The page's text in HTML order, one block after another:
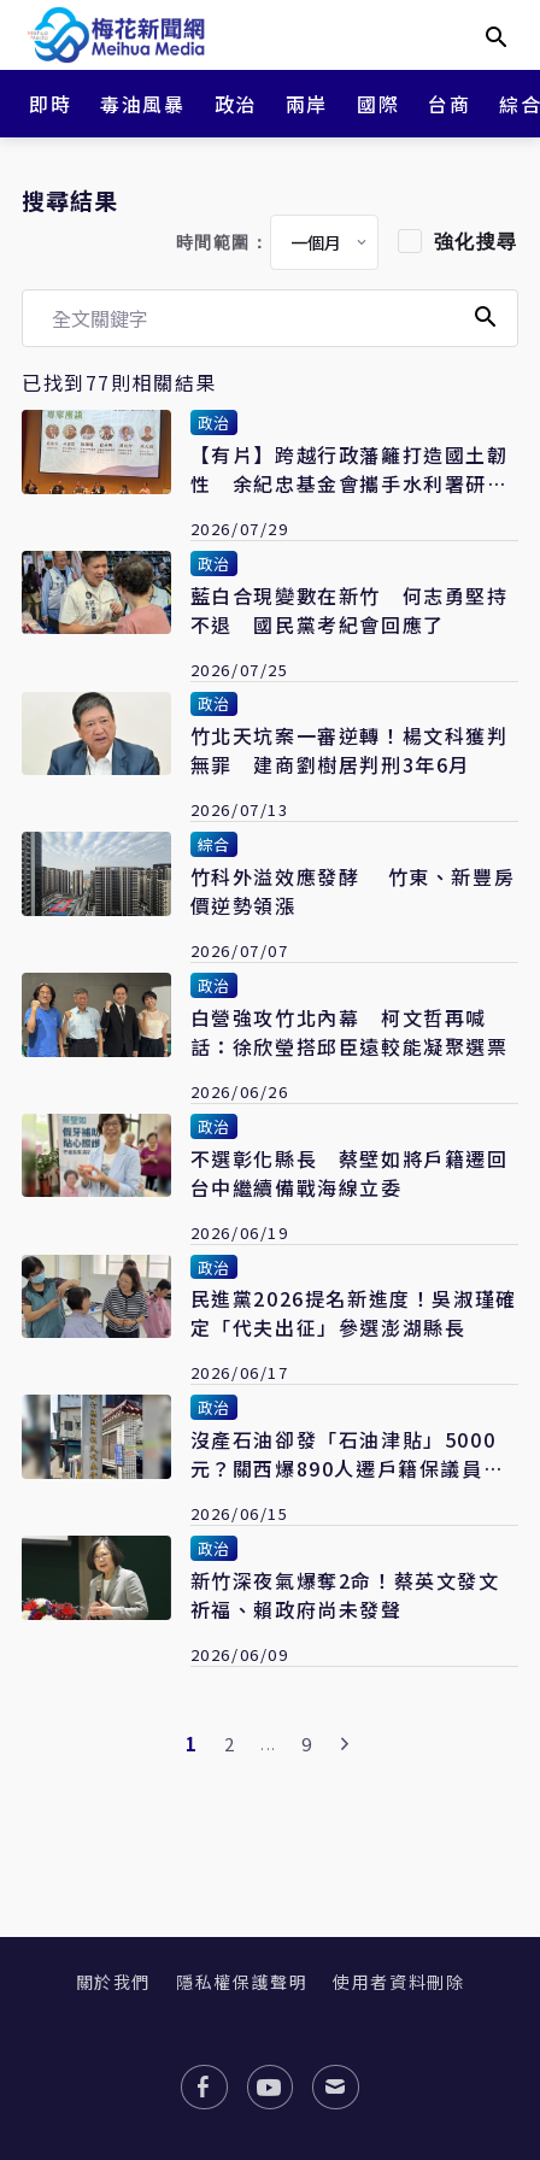
即時 毒油風暴 政治 兩岸 國際 台商 綜
搜尋結果
時間範圍： 強化搜尋
已找到77則相關結果
政治
【有片】跨越行政藩籬打造國土韌
性 余紀忠基金會攜手水利署研討
2026/07/29
政治
藍白合現變數在新竹 何志勇堅持
不退 國民黨考紀會回應了
2026/07/25
政治
竹北天坑案一審逆轉！楊文科獲判
無罪 建商劉樹居判刑3年6月
2026/07/13
綜合
竹科外溢效應發酵 竹東、新豐房
價逆勢領漲
2026/07/07
政治
白營強攻竹北內幕 柯文哲再喊
話：徐欣瑩搭邱臣遠較能凝聚選票
2026/06/26
政治
不選彰化縣長 蔡壁如將戶籍遷回
台中繼續備戰海線立委
2026/06/19
政治
民進黨2026提名新進度！吳淑瑾確
定「代夫出征」參選澎湖縣長
2026/06/17
政治
沒產石油卻發「石油津貼」5000
元？關西爆890人遷戶籍保議員席
2026/06/15
政治
新竹深夜氣爆奪2命！蔡英文發文
祈福、賴政府尚未發聲
2026/06/09
1 2 ... 9
關於我們 隱私權保護聲明 使用者資料刪除